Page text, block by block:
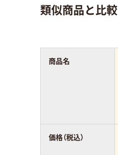
類似商品と比較
商品名
価格（税込）